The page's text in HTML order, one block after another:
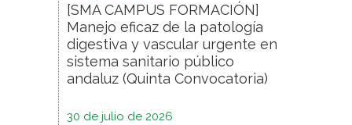
[SMA CAMPUS FORMACIÓN]
Manejo eficaz de la patología
digestiva y vascular urgente en
sistema sanitario público
andaluz (Quinta Convocatoria)
30 de julio de 2026